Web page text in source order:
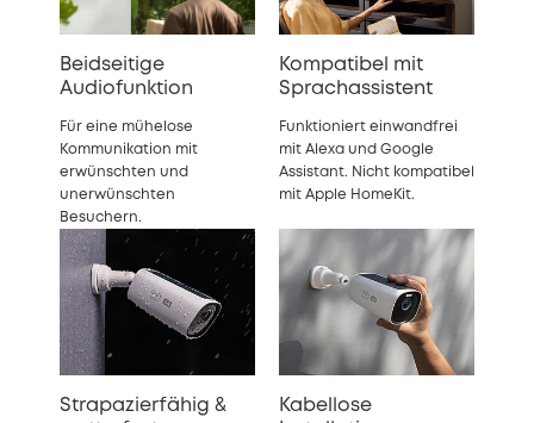
Beidseitige
Audiofunktion
Für eine mühelose
Kommunikation mit
erwünschten und
unerwünschten
Besuchern.
Kompatibel mit
Sprachassistent
Funktioniert einwandfrei
mit Alexa und Google
Assistant. Nicht kompatibel
mit Apple HomeKit.
Strapazierfähig &
Kabellose